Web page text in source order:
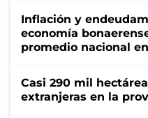
Inflación y
economía
promedio nacional
Casi 290 mil
extranjeras en la